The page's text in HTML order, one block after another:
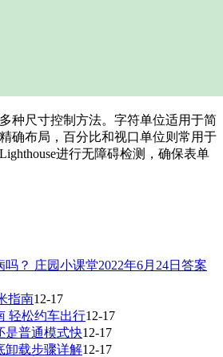
种尺寸控制方法。字符单位适用于简
确布局，百分比和视口单位则常用于
进行无障碍检测，确保表单
？ 庄园小课堂2022年6月24日答案
指南12-17
轻松约车出行12-17
是普通模式快12-17
卸载步骤详解12-17